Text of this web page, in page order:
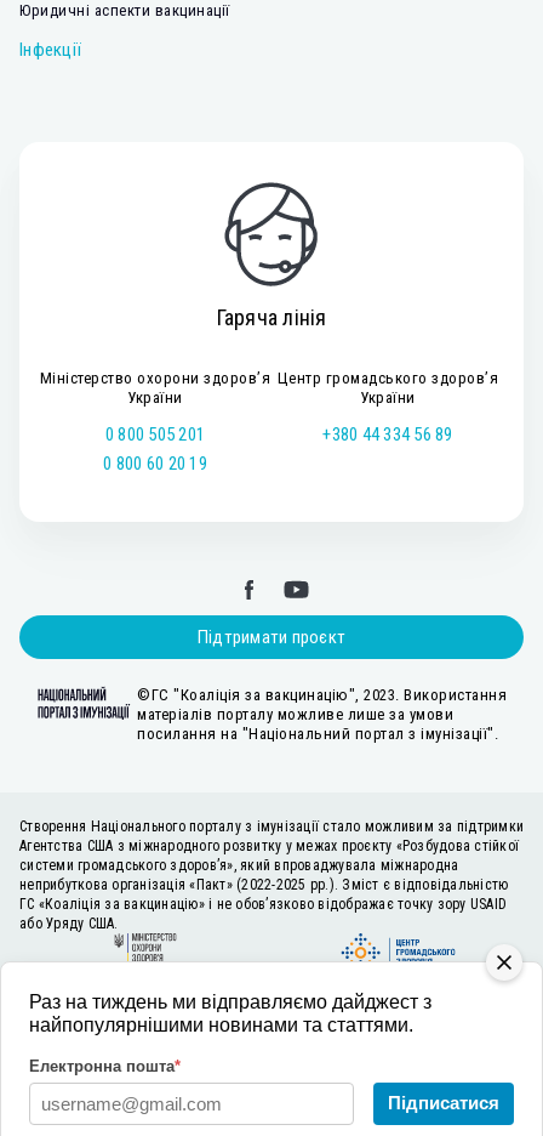
Юридичні аспекти вакцинації
Інфекції
Гаряча лінія
Міністерство охорони здоров’я
України
0 800 505 201
0 800 60 20 19
Центр громадського здоров’я
України
+380 44 334 56 89
Підтримати проєкт
©ГС "Коаліція за вакцинацію", 2023. Використання
матеріалів порталу можливе лише за умови
посилання на "Національний портал з імунізації".
Створення Національного порталу з імунізації стало можливим за підтримки
Агентства США з міжнародного розвитку у межах проєкту «Розбудова стійкої
системи громадського здоров’я», який впроваджувала міжнародна
неприбуткова організація «Пакт» (2022-2025 рр.). Зміст є відповідальністю
ГС «Коаліція за вакцинацію» і не обов’язково відображає точку зору USAID
або Уряду США.
Раз на тиждень ми відправляємо дайджест з
найпопулярнішими новинами та статтями.
Електронна пошта*
Підписатися